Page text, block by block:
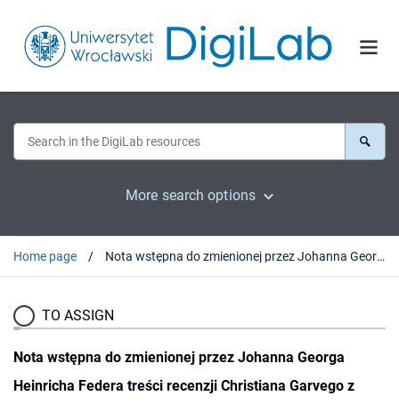
More search options
Home page Nota wstępna do zmienionej przez Johanna Georga Heinricha Federa treści recenzji Christiana Garvego z "Krytyki czystego rozumu" Immanuela Kanta
TO ASSIGN
Nota wstępna do zmienionej przez Johanna Georga
Heinricha Federa treści recenzji Christiana Garvego z